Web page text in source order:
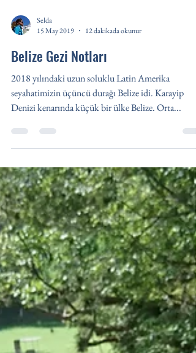
15 May 2019
12 dakikada okunur
Belize Gezi Notları
2018 yılındaki uzun soluklu Latin Amerika
Denizi kenarında küçük bir ülke Belize. Orta...